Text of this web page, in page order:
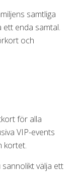
samtliga
enda samtal.
och
för alla
VIP-events
kortet.
välja ett